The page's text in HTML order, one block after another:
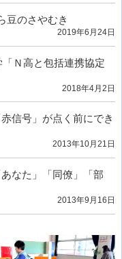
豆のさやむき
2019年6月24日
Ｎ高と包括連携協定
2018年4月2日
信号」が点く前にでき
2013年10月21日
なた」「同僚」「部
2013年9月16日